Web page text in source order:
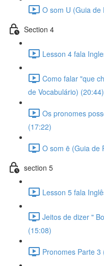
O som U (Guia de
Section 4
Lesson 4 fala
Como falar "que
de Vocabulário) (20:44)
Os pronomes
(17:22)
O som ē (Guia de
section 5
Lesson 5 fala
Jeitos de dizer "
(15:08)
Pronomes Parte